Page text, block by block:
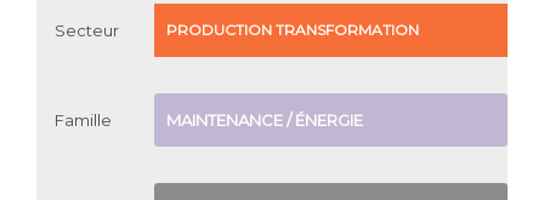
Secteur PRODUCTION TRANSFORMATION
Famille MAINTENANCE / ÉNERGIE